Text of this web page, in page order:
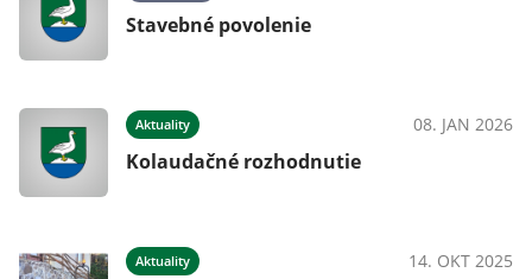
Stavebné povolenie
Aktuality 08. JAN 2026
Kolaudačné rozhodnutie
Aktuality 14. OKT 2025